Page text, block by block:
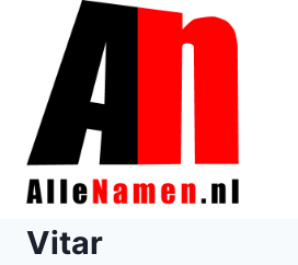
Doorgaan
inhoud
Vitar